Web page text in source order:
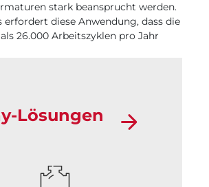
stark beansprucht werden.
erfordert diese Anwendung, dass die
26.000 Arbeitszyklen pro Jahr
Lösungen